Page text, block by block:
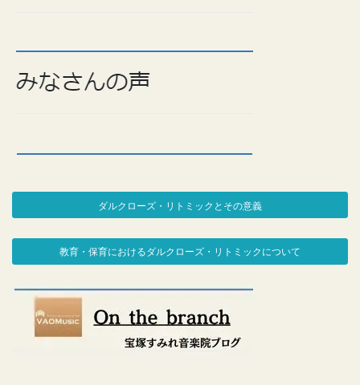
ダルクローズ・リトミックとその意義
教育・保育におけるダルクローズ・リトミックについて